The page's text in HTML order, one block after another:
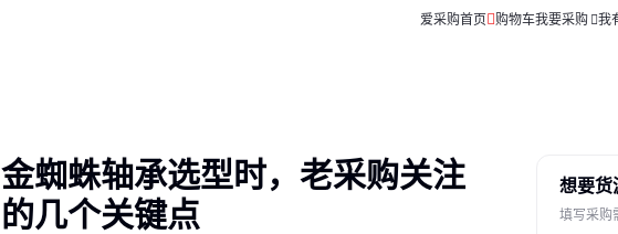
爱采购首页 购物车我要采购 我
金蜘蛛轴承选型时，老采购关注
的几个关键点
想要货
填写采购